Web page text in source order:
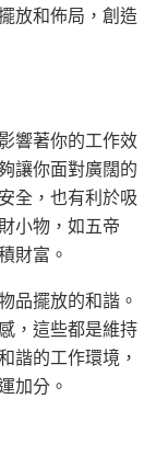
放和佈局，創造
響著你的工作效
讓你面對廣闊的
全，也有利於吸
小物，如五帝
財富。
品擺放的和諧。
，這些都是維持
諧的工作環境，
加分。